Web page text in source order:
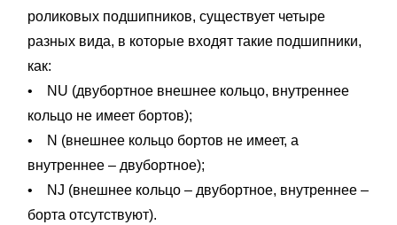
роликовых подшипников, существует четыре
разных вида, в которые входят такие подшипники,
как:
• NU (двубортное внешнее кольцо, внутреннее
кольцо не имеет бортов);
• N (внешнее кольцо бортов не имеет, а
внутреннее – двубортное);
• NJ (внешнее кольцо – двубортное, внутреннее –
борта отсутствуют).